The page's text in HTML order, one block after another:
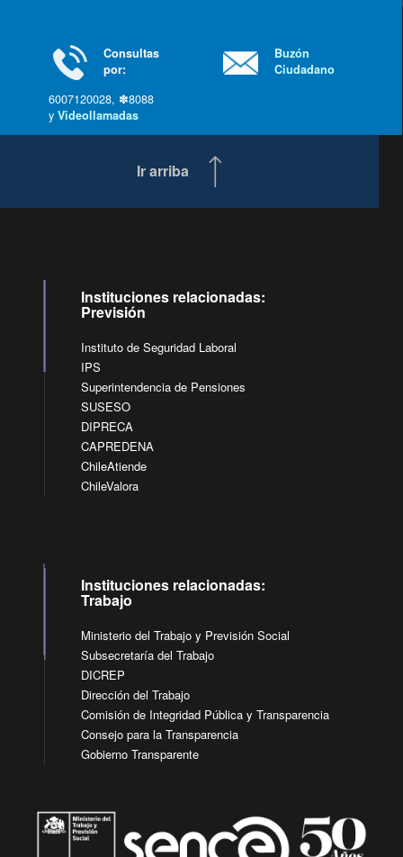
Consultas
por:
6007120028, ✽8088
yVideollamadas
Buzón
Ciudadano
Ir arriba
Instituciones relacionadas:
Previsión
Instituto de Seguridad Laboral
IPS
Superintendencia de Pensiones
SUSESO
DIPRECA
CAPREDENA
ChileAtiende
ChileValora
Instituciones relacionadas:
Trabajo
Ministerio del Trabajo y Previsión Social
Subsecretaría del Trabajo
DICREP
Dirección del Trabajo
Comisión de Integridad Pública y Transparencia
Consejo para la Transparencia
Gobierno Transparente